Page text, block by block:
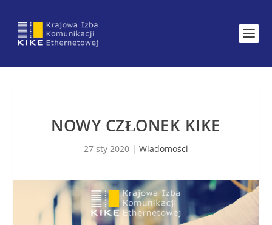
NOWY CZŁONEK KIKE
27 sty 2020 | Wiadomości